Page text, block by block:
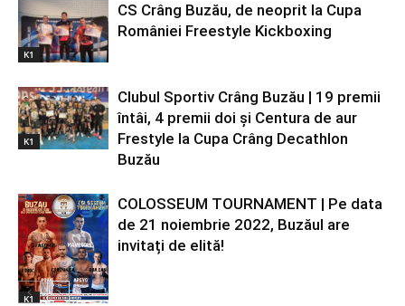
K1
CS Crâng Buzău, de neoprit la Cupa
României Freestyle Kickboxing
K1
Clubul Sportiv Crâng Buzău | 19 premii
întâi, 4 premii doi și Centura de aur
Frestyle la Cupa Crâng Decathlon
Buzău
K1
COLOSSEUM TOURNAMENT | Pe data
de 21 noiembrie 2022, Buzăul are
invitați de elită!